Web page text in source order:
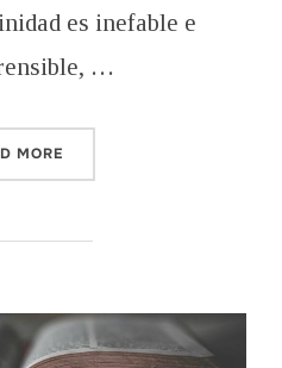
es inefable e
…
MORE